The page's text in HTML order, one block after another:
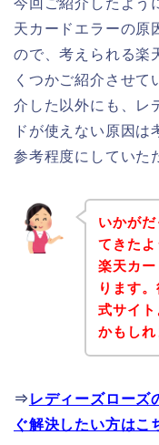
天カードエラーの原
ので、考えられる楽
くつかご紹介させて
介した以外にも、レ
ドが使えない原因は
参考程度にしていた
いかが
てきた
楽天カ
ります
式サイ
かもしれ
⇒ レディーズローズ
ぐ解決したい方はこ